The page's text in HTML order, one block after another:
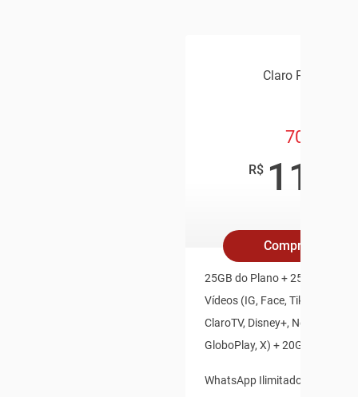
Claro Pós Pago
70GB
R$ 119
Compre Online
25GB do Plano + 25GB Redes
Vídeos (IG, Face, TikTok,
ClaroTV, Disney+, Netflix,
GloboPlay, X) + 20GB Bônus
WhatsApp Ilimitado